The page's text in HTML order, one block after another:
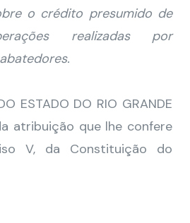
o crédito presumido de
realizadas por
ESTADO DO RIO GRANDE
atribuição que lhe confere
V, da Constituição do